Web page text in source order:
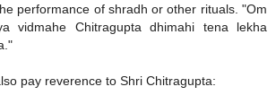
performance of shradh or other rituals. "Om
vidmahe Chitragupta dhimahi tena lekha
pay reverence to Shri Chitragupta: